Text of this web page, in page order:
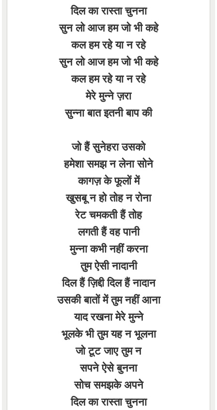
दिल का रास्ता चुनना
सुन लो आज हम जो भी कहे
कल हम रहे या न रहे
सुन लो आज हम जो भी कहे
कल हम रहे या न रहे
मेरे मुन्ने ज़रा
सुन्ना बात इतनी बाप की
जो हैं सुनेहरा उसको
हमेशा समझ न लेना सोने
कागज़ के फूलों में
खुसबू न हो तोह न रोना
रेट चमकती हैं तोह
लगती हैं वह पानी
मुन्ना कभी नहीं करना
तुम ऐसी नादानी
दिल हैं ज़िद्दी दिल हैं नादान
उसकी बातों में तुम नहीं आना
याद रखना मेरे मुन्ने
भूलके भी तुम यह न भूलना
जो टूट जाए तुम न
सपने ऐसे बुनना
सोच समझके अपने
दिल का रास्ता चुनना